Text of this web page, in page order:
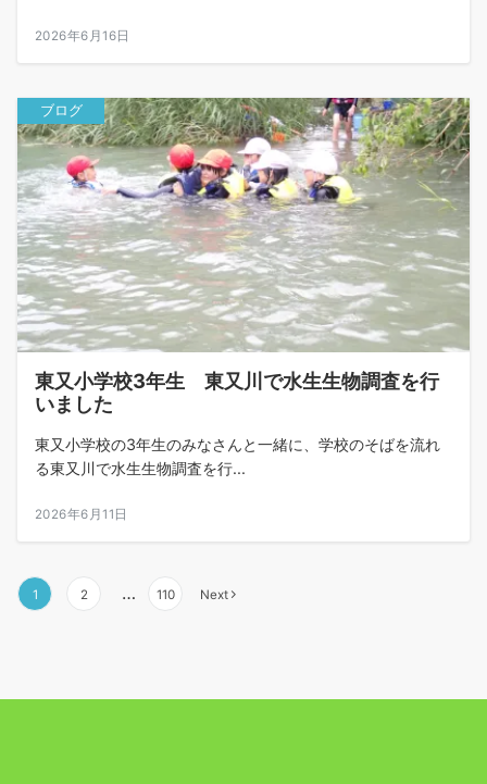
2026年6月16日
ブログ
東又小学校3年生 東又川で水生生物調査を行
いました
東又小学校の3年生のみなさんと一緒に、学校のそばを流れ
る東又川で水生生物調査を行...
2026年6月11日
1 2 … 110 Next